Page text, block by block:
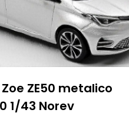
ZE50 metalico
1/43 Norev